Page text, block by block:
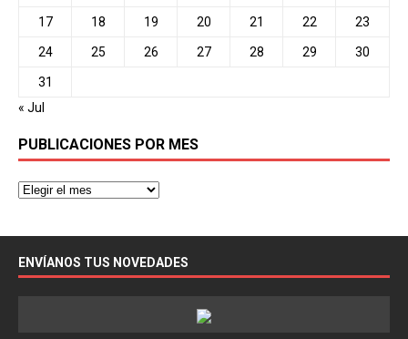
17 18 19 20 21 22 23
24 25 26 27 28 29 30
31
« Jul
PUBLICACIONES POR MES
ENVÍANOS TUS NOVEDADES